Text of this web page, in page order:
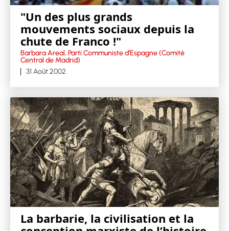
"Un des plus grands
mouvements sociaux depuis la
chute de Franco !"
Barbara Areal, Parti Communiste d’Espagne (Comité
Central de Madrid)
31 Août 2002
La barbarie, la civilisation et la